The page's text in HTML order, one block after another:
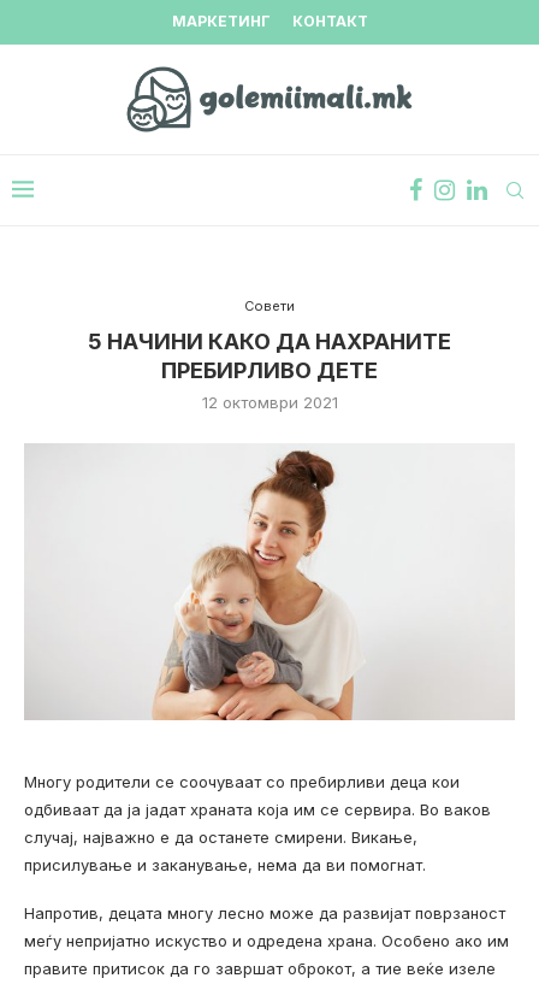
МАРКЕТИНГ КОНТАКТ
Совети
5 НАЧИНИ КАКО ДА НАХРАНИТЕ
ПРЕБИРЛИВО ДЕТЕ
12 октомври 2021
Многу родители се соочуваат со пребирливи деца кои
одбиваат да ја јадат храната која им се сервира. Во ваков
случај, најважно е да останете смирени. Викање,
присилување и заканување, нема да ви помогнат.
Напротив, децата многу лесно може да развијат поврзаност
меѓу непријатно искуство и одредена храна. Особено ако им
правите притисок да го завршат оброкот, а тие веќе изеле